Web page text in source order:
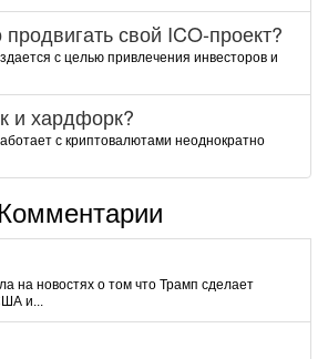
свой ICO-проект?
с целью привлечения инвесторов и
и хардфорк?
с криптовалютами неоднократно
Комментарии
на новостях о том что Трамп сделает
и...